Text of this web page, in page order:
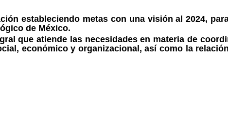
estableciendo metas con una visión al 2024,
de México.
que atiende las necesidades en materia de
económico y organizacional, así como la